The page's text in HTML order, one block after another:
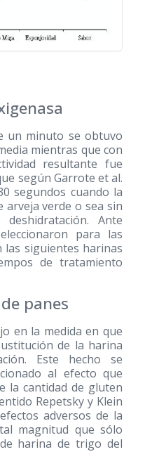
un minuto se obtuvo
mientras que con
resultante fue
según Garrote et al.
segundos cuando la
arveja verde o sea sin
Ante
para las
las siguientes harinas
de tratamiento
panes
en la medida en que
de la harina
Este hecho se
al efecto que
la cantidad de gluten
Repetsky y Klein
adversos de la
magnitud que sólo
harina de trigo del